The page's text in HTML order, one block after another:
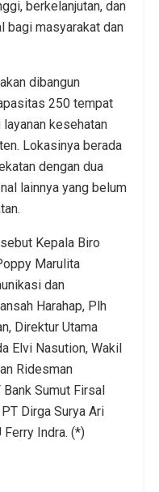
berkelanjutan, dan
bagi masyarakat dan
dibangun
250 tempat
kesehatan
Lokasinya berada
dengan dua
lainnya yang belum
Kepala Biro
Marulita
dan
Harahap, Plh
Direktur Utama
Elvi Nasution, Wakil
Ridesman
Sumut Firsal
Dirga Surya Ari
Ferry Indra. (*)